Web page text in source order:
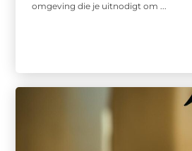
omgeving die je uitnodigt om ...